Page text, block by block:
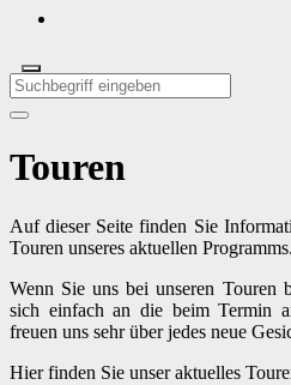
Touren
Auf dieser Seite finden Sie
Touren unseres aktuellen Programms.
Wenn Sie uns bei unseren Touren
sich einfach an die beim Termin
freuen uns sehr über jedes neue
Hier finden Sie unser aktuelles